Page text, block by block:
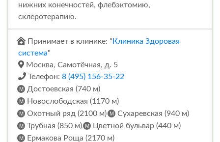
нижних конечностей, флебэктомию,
склеротерапию.
Принимает в клинике: " Клиника Здоровая
система"
Москва, Самотёчная, д. 5
Телефон: 8 (495) 156-35-22
Достоевская (740 м)
Новослободская (1170 м)
Охотный ряд (2100 м)
Сухаревская (940 м)
Трубная (850 м)
Цветной бульвар (440 м)
Ермакова Роща (2170 м)